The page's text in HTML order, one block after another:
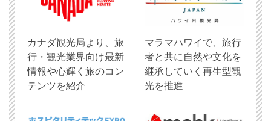
​カナダ観光局より、旅
行・観光業界向け最新
情報や心輝く旅のコン
テンツを紹介
マラマハワイで、旅行
者と共に自然や文化を
継承していく再生型観
光を推進